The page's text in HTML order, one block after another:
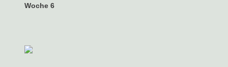
Woche 6